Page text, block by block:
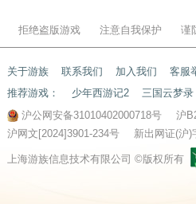
拒绝盗版游戏 注意自我保护 谨
关于游族 联系我们 加入我们 客服
推荐游戏：
少年西游记2 三国云梦录
沪公网安备31010402000718号
沪
沪网文[2024]3901-234号
新出网证(沪)
上海游族信息技术有限公司 ©版权所有